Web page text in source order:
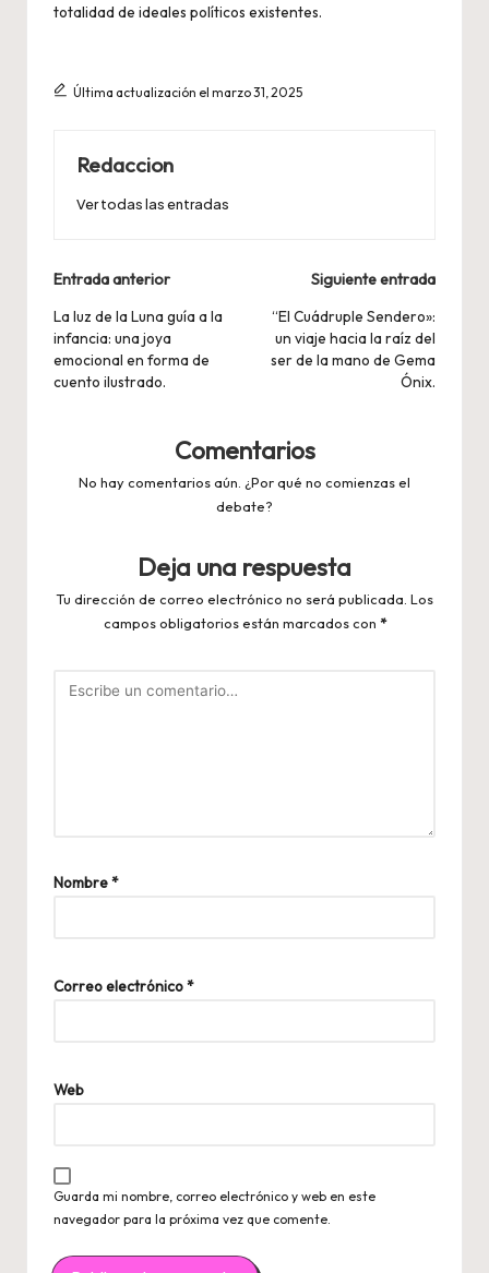
totalidad de ideales políticos existentes.
Última actualización el marzo 31, 2025
Redaccion
Ver todas las entradas
Navegación
de
entradas
Entrada anterior
La luz de la Luna guía a la
infancia: una joya
emocional en forma de
cuento ilustrado.
Siguiente entrada
“El Cuádruple Sendero»:
un viaje hacia la raíz del
ser de la mano de Gema
Ónix.
Comentarios
No hay comentarios aún. ¿Por qué no comienzas el
debate?
Deja una respuesta
Tu dirección de correo electrónico no será publicada. Los
campos obligatorios están marcados con *
Nombre*
Correo electrónico*
Web
Guarda mi nombre, correo electrónico y web en este
navegador para la próxima vez que comente.